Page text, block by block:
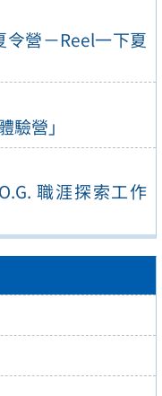
營－Reel一下夏
驗營」
職涯探索工作